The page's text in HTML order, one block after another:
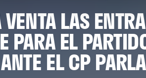
LAS
PARA EL
ANTE EL CP